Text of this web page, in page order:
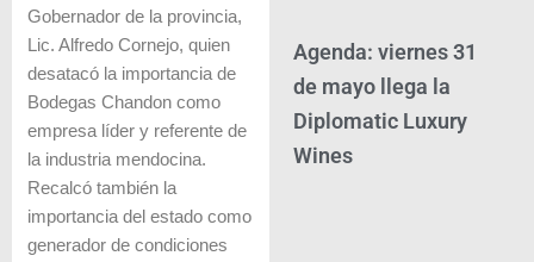
Gobernador de la provincia,
Lic. Alfredo Cornejo, quien
desatacó la importancia de
Bodegas Chandon como
empresa líder y referente de
la industria mendocina.
Recalcó también la
importancia del estado como
generador de condiciones
Agenda: viernes 31
de mayo llega la
Diplomatic Luxury
Wines